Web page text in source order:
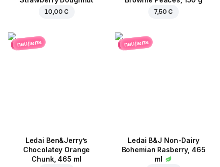
10,00 € 7,50 €
naujiena
Ledai Ben&Jerry’s
Chocolatey Orange
Chunk, 465 ml
naujiena
Ledai B&J Non-Dairy
Bohemian Rasberry, 465
ml